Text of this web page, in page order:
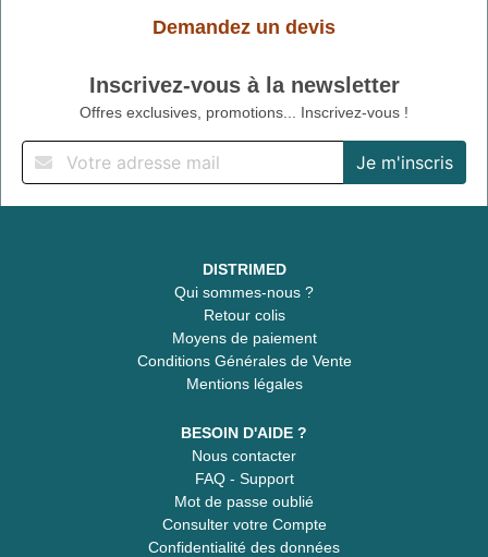
Demandez un devis
Inscrivez-vous à la newsletter
Offres exclusives, promotions... Inscrivez-vous !
DISTRIMED
Qui sommes-nous ?
Retour colis
Moyens de paiement
Conditions Générales de Vente
Mentions légales
BESOIN D'AIDE ?
Nous contacter
FAQ - Support
Mot de passe oublié
Consulter votre Compte
Confidentialité des données